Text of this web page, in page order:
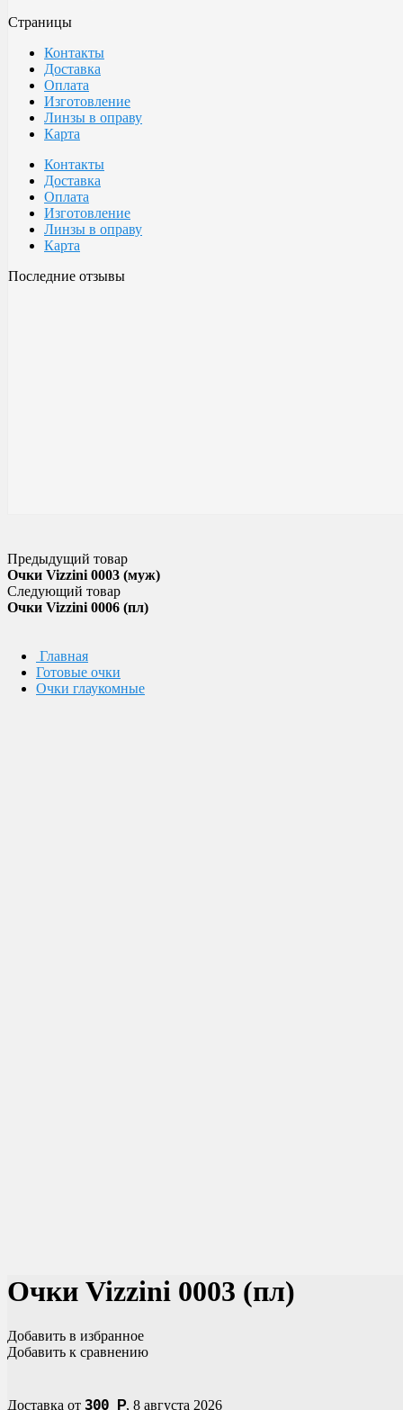
Страницы
Контакты
Доставка
Оплата
Изготовление
Линзы в оправу
Карта
Контакты
Доставка
Оплата
Изготовление
Линзы в оправу
Карта
Последние отзывы
Предыдущий товар
Очки Vizzini 0003 (муж)
Следующий товар
Очки Vizzini 0006 (пл)
Главная
Готовые очки
Очки глаукомные
Очки Vizzini 0003 (пл)
Добавить в избранное
Добавить к сравнению
Доставка от 300 Р, 8 августа 2026